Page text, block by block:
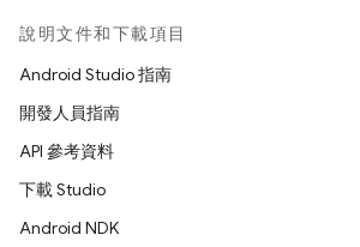
說明文件和下載項目
Android Studio 指南
開發人員指南
API 參考資料
下載 Studio
Android NDK